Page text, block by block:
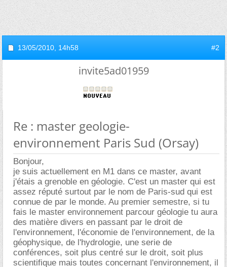
13/05/2010, 14h58 #2
invite5ad01959
Re : master geologie-
environnement Paris Sud (Orsay)
Bonjour,
je suis actuellement en M1 dans ce master, avant
j'étais a grenoble en géologie. C'est un master qui est
assez réputé surtout par le nom de Paris-sud qui est
connue de par le monde. Au premier semestre, si tu
fais le master environnement parcour géologie tu aura
des matière divers en passant par le droit de
l'environnement, l'économie de l'environnement, de la
géophysique, de l'hydrologie, une serie de
conférences, soit plus centré sur le droit, soit plus
scientifique mais toutes concernant l'environnement, il